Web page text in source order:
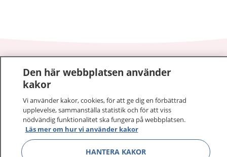
1177 – tryggt om din hälsa och vård
På 1177.se får du råd om hälsa och information om
sjukdomar och vilka mottagningar du kan kontakta.
Logga in för att läsa din journal och göra dina
vårdärenden. Ring telefonnummer 1177 för
sjukvårdsrådgivning dygnet runt.
1177 ger dig råd när du vill må bättre.
Den här webbplatsen använder
kakor
Vi använder kakor, cookies, för att ge dig en förbättrad
upplevelse, sammanställa statistik och för att viss
nödvändig funktionalitet ska fungera på webbplatsen.
Läs mer om hur vi använder kakor
HANTERA KAKOR